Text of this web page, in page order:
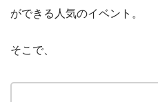
ができる人気のイベント。
そこで、